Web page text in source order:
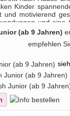
Kinder
und motivierend
und
JUNIOR Abo
I LOVE
und spannenden
ermöglichen.
(ab 9 Jahren)
empfehlen